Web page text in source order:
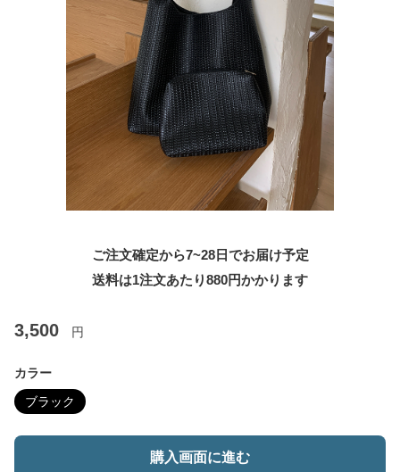
ご注文確定から7~28日でお届け予定
送料は1注文あたり880円かかります
3,500 円
カラー
ブラック
購入画面に進む